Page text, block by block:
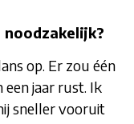
op. Er zou één
een jaar rust. Ik
sneller vooruit